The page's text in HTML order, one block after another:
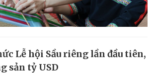
Lễ hội Sầu riêng lần đầu tiên,
sản tỷ USD